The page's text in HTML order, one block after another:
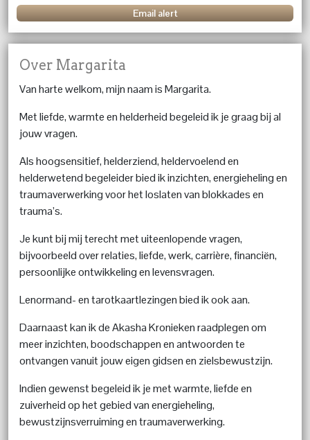
Email alert
Over Margarita
Van harte welkom, mijn naam is Margarita.
Met liefde, warmte en helderheid begeleid ik je graag bij al
jouw vragen.
Als hoogsensitief, helderziend, heldervoelend en
helderwetend begeleider bied ik inzichten, energieheling en
traumaverwerking voor het loslaten van blokkades en
trauma’s.
Je kunt bij mij terecht met uiteenlopende vragen,
bijvoorbeeld over relaties, liefde, werk, carrière, financiën,
persoonlijke ontwikkeling en levensvragen.
Lenormand- en tarotkaartlezingen bied ik ook aan.
Daarnaast kan ik de Akasha Kronieken raadplegen om
meer inzichten, boodschappen en antwoorden te
ontvangen vanuit jouw eigen gidsen en zielsbewustzijn.
Indien gewenst begeleid ik je met warmte, liefde en
zuiverheid op het gebied van energieheling,
bewustzijnsverruiming en traumaverwerking.